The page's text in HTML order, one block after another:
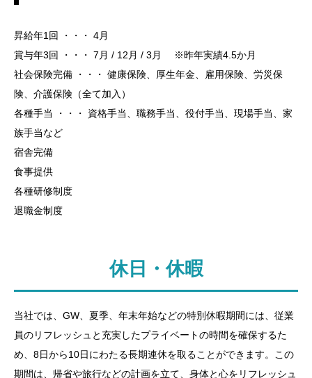
昇給年1回 ・・・ 4月
賞与年3回 ・・・ 7月 / 12月 / 3月 ※昨年実績4.5か月
社会保険完備 ・・・ 健康保険、厚生年金、雇用保険、労災保
険、介護保険（全て加入）
各種手当 ・・・ 資格手当、職務手当、役付手当、現場手当、家
族手当など
宿舎完備
食事提供
各種研修制度
退職金制度
休日・休暇
当社では、GW、夏季、年末年始などの特別休暇期間には、従業
員のリフレッシュと充実したプライベートの時間を確保するた
め、8日から10日にわたる長期連休を取ることができます。この
期間は、帰省や旅行などの計画を立て、身体と心をリフレッシュ